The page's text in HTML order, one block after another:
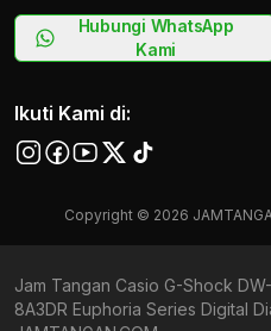
Hubungi WhatsApp
Kami
Ikuti Kami di:
Copyright © 2026
Jam Tangan Casio G-Shock
8A3DR Euphoria Series Digital